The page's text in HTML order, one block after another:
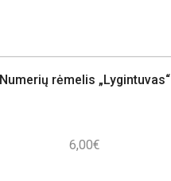
Numerių rėmelis „Lygintuvas“
6,00€